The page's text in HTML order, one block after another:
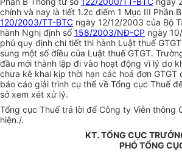
chính và nay là tiết 1.2c điểm 1 Mục III Phần
120/2003/TT-BTC ngày 12/12/2003 của Bộ
hành Nghị định số158/2003/NĐ-CP ngày
phủ quy định chi tiết thi hành Luật thuế
sung một số điều của Luật thuế GTGT.
đầu mới thành lập đi vào hoạt động vì lý do
chưa kê khai kịp thời hạn các hoá đơn GTGT
báo cáo giải trình cụ thể về Tổng cục Thuế
sở xem xét xử lý.
Tổng cục Thuế trả lời để Công ty Viễn thông
hiện./.
KT. TỔNG CỤC
PHÓ TỔNG